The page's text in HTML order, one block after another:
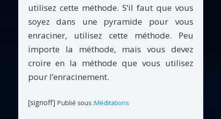
utilisez cette méthode. S’il faut que vous
soyez dans une pyramide pour vous
enraciner, utilisez cette méthode. Peu
importe la méthode, mais vous devez
croire en la méthode que vous utilisez
pour l’enracinement.
[signoff] Publié sous :Méditations